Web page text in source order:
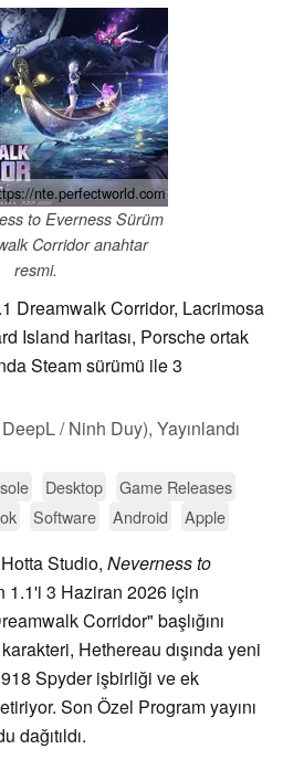
nte.perfectworld.com
to Everness Sürüm
Corridor anahtar
resmi.
Dreamwalk Corridor, Lacrimosa
Island haritası, Porsche ortak
Steam sürümü ile 3
DeepL / Ninh Duy), Yayınlandı
Desktop
Game Releases
Software Android Apple
Studio, Neverness to
1.1'i 3 Haziran 2026 için
Corridor" başlığını
Hethereau dışında yeni
Spyder işbirliği ve ek
Son Özel Program yayını
dağıtıldı.